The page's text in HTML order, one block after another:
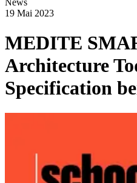
News
19 Mai 2023
MEDITE
Architecture
Specification